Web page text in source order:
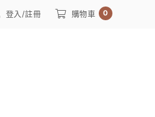
登入/註冊 購物車 0